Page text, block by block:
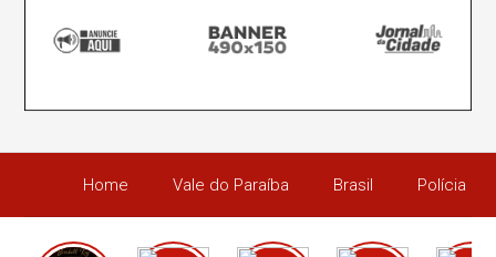
Home Vale do Paraíba Brasil Polícia